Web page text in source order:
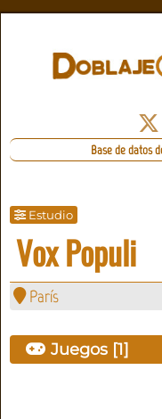
Base de datos
Estudio
Vox Populi
París
Juegos [1]